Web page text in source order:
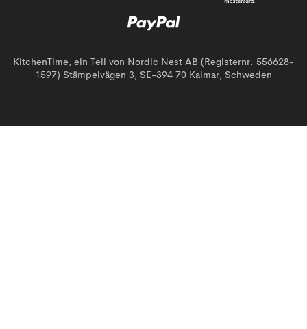
KitchenTime, ein Teil von Nordic Nest AB (Registernr. 556628-
1597) Stämpelvägen 3, SE-394 70 Kalmar, Schweden